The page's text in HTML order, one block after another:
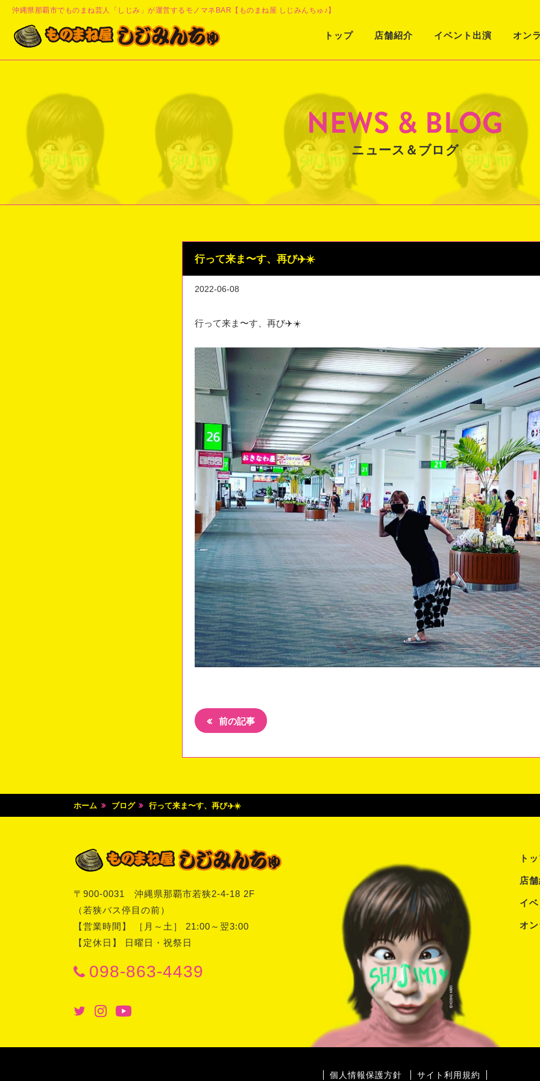
沖縄県那覇市でものまね芸人「しじみ」が運営するモノマネBAR【ものまね屋 しじみんちゅ♪】
Skip
トップ 店舗紹介 イベント出演 オン
NEWS & BLOG
ニュース＆ブログ
行って来ま〜す、再び✈️☀️
2022-06-08
行って来ま〜す、再び✈️☀️
前の記事
ホーム ブログ 行って来ま〜す、再び✈️☀️
〒 900-0031 沖縄県那覇市若狭2-4-18 2F
（若狭バス停目の前）
【営業時間】 ［月～土］ 21:00～翌3:00
【定休日】 日曜日・祝祭日
098-863-4439
ト
店
イ
オ
個人情報保護方針 サイト利用規約